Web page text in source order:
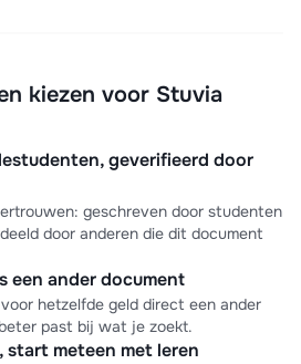
kiezen voor Stuvia
geverifieerd door
geschreven door studenten
door anderen die dit document
een ander document
hetzelfde geld direct een ander
past bij wat je zoekt.
start meteen met leren